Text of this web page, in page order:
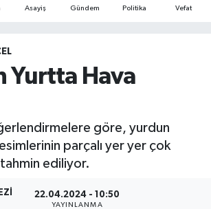
Asayiş Gündem Politika Vefat
Yurtta Hava
göre, yurdun
parçalı yer yer çok
ediliyor.
22.04.2024 - 10:50
YAYINLANMA